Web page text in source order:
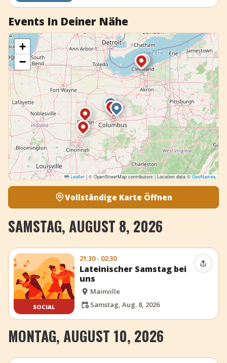
Events In Deiner Nähe
+
−
Leaflet |© OpenStreetMap contributors | Location data ©GeoNames
Vollständige Karte Öffnen
SAMSTAG, AUGUST 8, 2026
SOCIAL
21:30 - 02:30
Lateinischer Samstag bei
uns
Mainville
Samstag, Aug. 8, 2026
Event
MONTAG, AUGUST 10, 2026